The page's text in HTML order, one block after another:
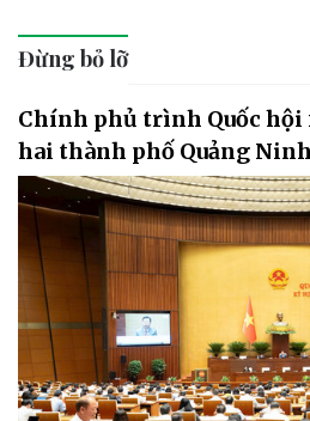
Đừng bỏ lỡ
Chính phủ trình Quốc
hai thành phố Quảng